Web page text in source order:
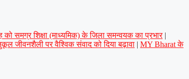
को समग्र शिक्षा (माध्यमिक) के जिला समन्वयक का प्रभार |
जीवनशैली पर वैश्विक संवाद को दिया बढ़ावा | MY Bharat के